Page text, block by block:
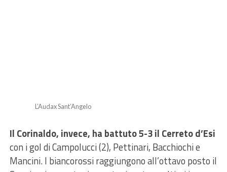
L’Audax Sant’Angelo
Il Corinaldo, invece, ha battuto 5-3 il Cerreto d’Esi
con i gol di Campolucci (2), Pettinari, Bacchiochi e
Mancini. I biancorossi raggiungono all’ottavo posto il